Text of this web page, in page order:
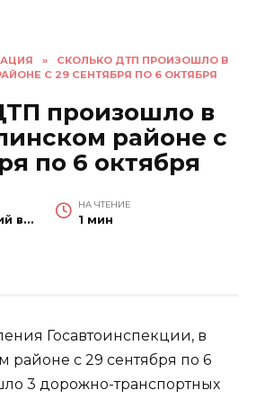
»
СКОЛЬКО ДТП ПРОИЗОШЛО В
С 29 СЕНТЯБРЯ ПО 6 ОКТЯБРЯ
произошло в
районе с
по 6 октября
Красносулинский вестник
НА ЧТЕНИЕ
1 мин
Госавтоинспекции, в
районе с 29 сентября по 6
3 дорожно-транспортных